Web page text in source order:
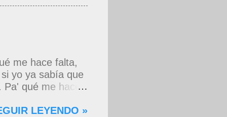
juntos, lo que
por camino
tiempo pidiera
que por cabellos
no, no fue su...
me hace falta,
yo ya sabía que
Pa' qué me hace
racha. Pa' qué
LEYENDO »